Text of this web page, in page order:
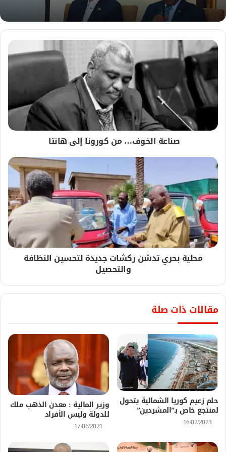
صناعة الخوف… من كورونا إلى هانتا
محلية بحري تدشن ركشات جديدة لتحسين النظافة
والتحصيل
مقالات ذات صلة
حلم زعيم كوريا الشمالية يتحول
لمنتجع خاص بـ”المشردين”
16/02/2023
وزير المالية : معدن الذهب ملك
للدولة وليس الأفراد
17/06/2021